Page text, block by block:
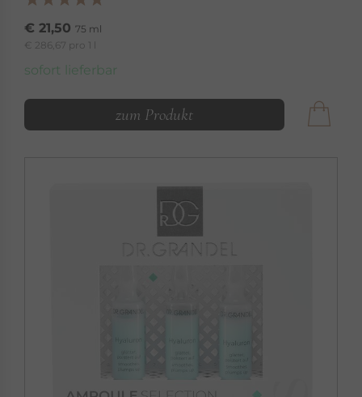
€ 21,50 75 ml
€ 286,67 pro 1 l
sofort lieferbar
zum Produkt